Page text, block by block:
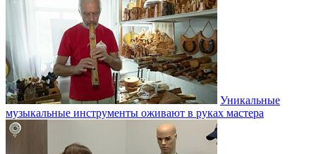
Уникальные
музыкальные инструменты оживают в руках мастера